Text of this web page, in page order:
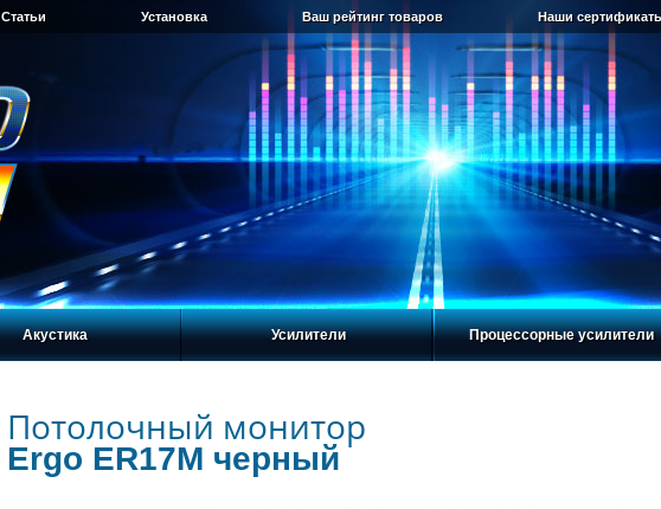
Статьи Установка Ваш рейтинг товаров Наши
Акустика Усилители Процессорные усилители
Потолочный монитор
Ergo ER17M черный